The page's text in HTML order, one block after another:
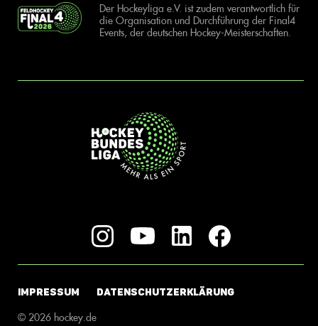
Der Hockeyliga e.V. ist zudem verantwortlich für
die Organisation und Durchführung der Final4
Events, der deutschen Hockey-Meisterschaften.
IMPRESSUM DATENSCHUTZERKLÄRUNG
© 2026 hockey.de